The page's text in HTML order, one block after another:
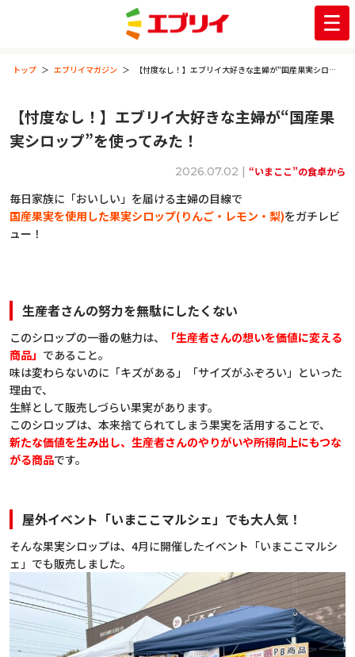
トップ エブリイマガジン 【忖度なし！】エブリイ大好きな主婦が“国産果実シロップ”を使ってみた！
【忖度なし！】エブリイ大好きな主婦が“国産果
実シロップ”を使ってみた！
2026.07.02 | “いまここ”の食卓から
毎日家族に「おいしい」を届ける主婦の目線で
国産果実を使用した果実シロップ(りんご・レモン・梨)をガチレビ
ュー！
生産者さんの努力を無駄にしたくない
このシロップの一番の魅力は、
「生産者さんの想いを価値に変える
商品」 であること。
味は変わらないのに「キズがある」「サイズがふぞろい」といった
理由で、
生鮮として販売しづらい果実があります。
このシロップは、本来捨てられてしまう果実を活用することで、
新たな価値を生み出し、生産者さんのやりがいや所得向上にもつな
がる商品です。
屋外イベント「いまここマルシェ」でも大人気！
そんな果実シロップは、4月に開催したイベント「いまここマルシ
ェ」でも販売しました。